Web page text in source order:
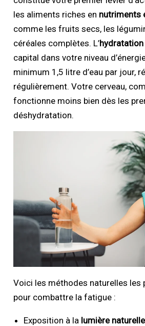
les aliments riches en nutriments
comme les fruits secs, les
céréales complètes. L’hydratation
capital dans votre niveau
minimum 1,5 litre d’eau par jour,
régulièrement. Votre cerveau,
fonctionne moins bien dès les
déshydratation.
Voici les méthodes naturelles les
pour combattre la fatigue :
Exposition à la lumière naturelle